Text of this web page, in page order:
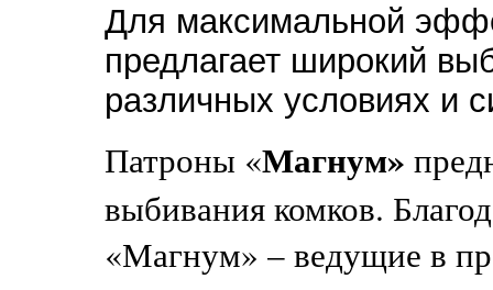
Для максимальной
предлагает широкий
различных условиях и
Патроны «Магнум»
выбивания комков.
«Магнум» – ведущие в